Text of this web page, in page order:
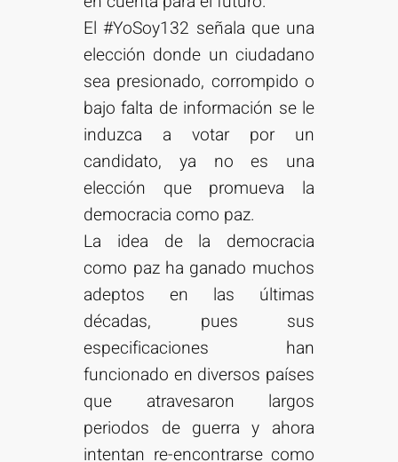
El #YoSoy132 señala que una
elección donde un ciudadano
sea presionado, corrompido o
bajo falta de información se le
induzca a votar por un
candidato, ya no es una
elección que promueva la
democracia como paz.
La idea de la democracia
como paz ha ganado muchos
adeptos en las últimas
décadas, pues sus
especificaciones han
funcionado en diversos países
que atravesaron largos
periodos de guerra y ahora
intentan re-encontrarse como